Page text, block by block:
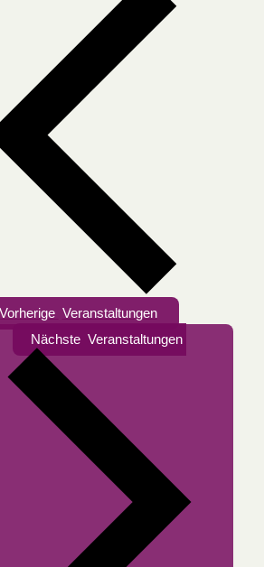
Vorherige Veranstaltungen
Nächste Veranstaltungen